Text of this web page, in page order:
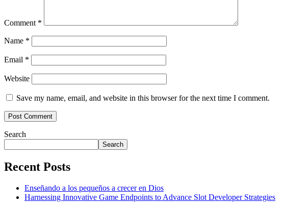
Comment *
Name *
Email *
Website
Save my name, email, and website in this browser for the next time I comment.
Search
Search
Recent Posts
Enseñando a los pequeños a crecer en Dios
Harnessing Innovative Game Endpoints to Advance Slot Developer Strategies